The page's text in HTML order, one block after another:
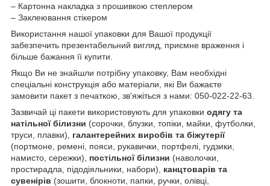
– Картонна накладка з прошивкою степлером
– Заклеювання стікером
Використання нашої упаковки для Вашої продукції
забезпечить презентабельний вигляд, приємне враження і
більше бажання її купити.
Якщо Ви не знайшли потрібну упаковку, Вам необхідні
спеціальні конструкція або матеріали, які Ви бажаєте
замовити пакет з печаткою, зв'яжіться з нами: 050-022-22-63.
Зазвичай ці пакети використовують для упаковки одягу та
натільної білизни (сорочки, блузки, топіки, майки, футболки,
труси, плавки), галантерейних виробів та біжутерії
(портмоне, ремені, пояси, рукавички, портфелі, гудзики,
намисто, сережки), постільної білизни (наволочки,
простирадла, підодіяльники, набори), канцтоварів та
сувенірів (зошити, блокноти, папки, ручки, олівці,